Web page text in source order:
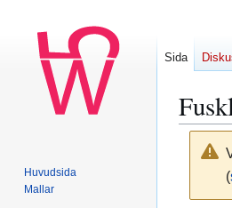
(
Sida
Huvudsida
Mallar